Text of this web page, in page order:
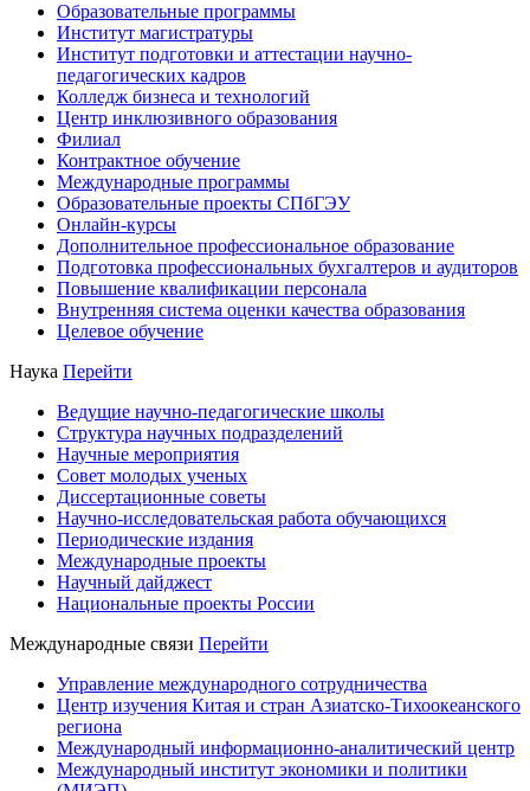
Образовательные программы
Институт магистратуры
Институт подготовки и аттестации научно-
педагогических кадров
Колледж бизнеса и технологий
Центр инклюзивного образования
Филиал
Контрактное обучение
Международные программы
Образовательные проекты СПбГЭУ
Онлайн-курсы
Дополнительное профессиональное образование
Подготовка профессиональных бухгалтеров и аудиторов
Повышение квалификации персонала
Внутренняя система оценки качества образования
Целевое обучение
Наука Перейти
Ведущие научно-педагогические школы
Структура научных подразделений
Научные мероприятия
Совет молодых ученых
Диссертационные советы
Научно-исследовательская работа обучающихся
Периодические издания
Международные проекты
Научный дайджест
Национальные проекты России
Международные связи Перейти
Управление международного сотрудничества
Центр изучения Китая и стран Азиатско-Тихоокеанского
региона
Международный информационно-аналитический центр
Международный институт экономики и политики